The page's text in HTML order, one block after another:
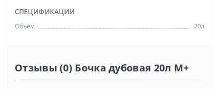
СПЕЦИФИКАЦИИ
Объём 20л
Отзывы (0) Бочка дубовая 20л M+